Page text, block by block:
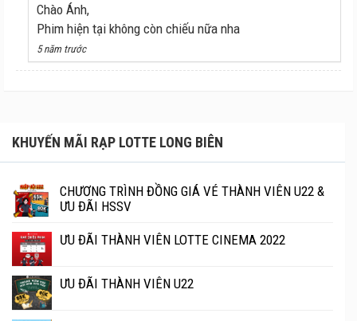
Chào Ánh,
Phim hiện tại không còn chiếu nữa nha
5 năm trước
KHUYẾN MÃI RẠP LOTTE LONG BIÊN
CHƯƠNG TRÌNH ĐỒNG GIÁ VÉ THÀNH VIÊN U22 &
ƯU ĐÃI HSSV
ƯU ĐÃI THÀNH VIÊN LOTTE CINEMA 2022
ƯU ĐÃI THÀNH VIÊN U22